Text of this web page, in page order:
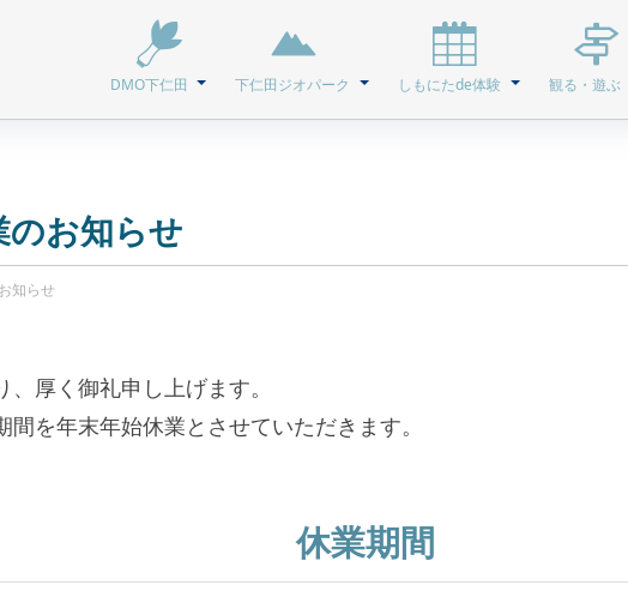
DMO下仁田 下仁田ジオパーク しもにたde体験 観る・遊ぶ
のお知らせ
知らせ
厚く御礼申し上げます。
を年末年始休業とさせていただきます。
休業期間